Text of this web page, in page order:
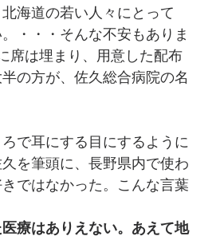
海道の若い人々にとって
・・・そんな不安もありま
席は埋まり、用意した配布
の方が、佐久総合病院の名
で耳にする目にするように
を筆頭に、長野県内で使わ
ではなかった。こんな言葉
療はありえない。あえて地